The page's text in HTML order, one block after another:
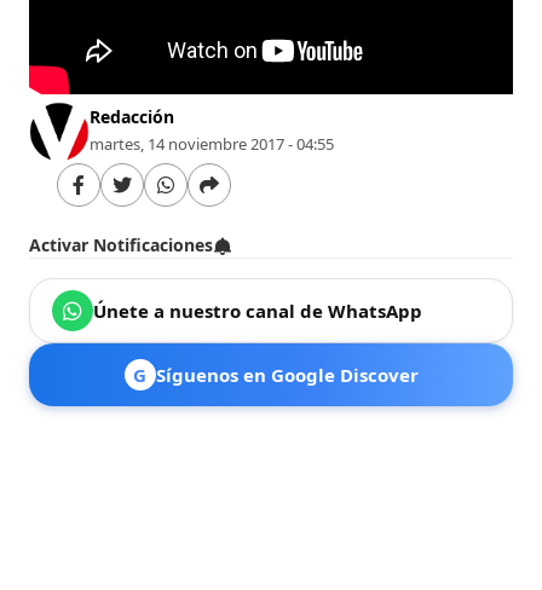
Redacción
martes, 14 noviembre 2017 - 04:55
Activar Notificaciones
Únete a nuestro canal de WhatsApp
G Síguenos en Google Discover